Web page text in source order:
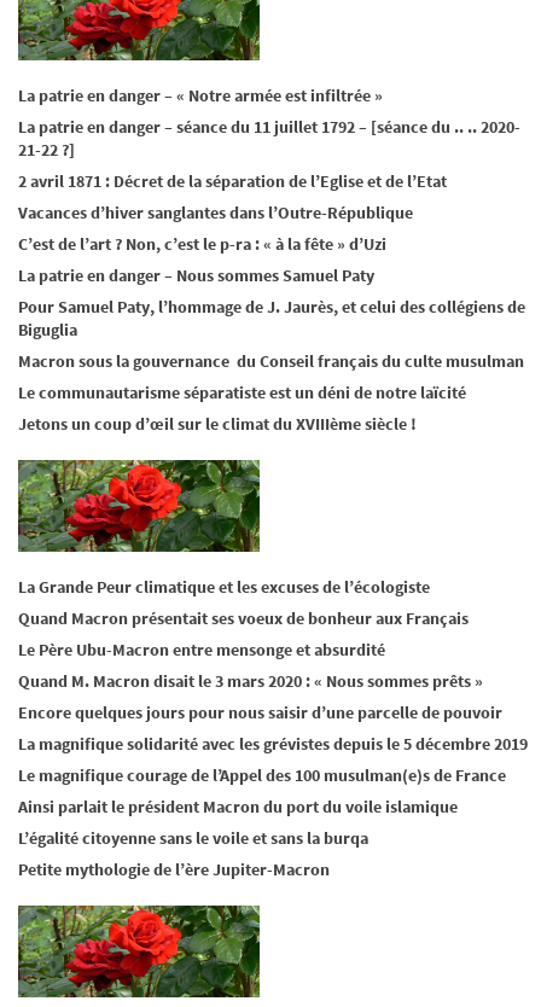
La patrie en danger – « Notre armée est infiltrée »
La patrie en danger – séance du 11 juillet 1792 – [séance du .. .. 2020-
21-22 ?]
2 avril 1871 : Décret de la séparation de l’Eglise et de l’Etat
Vacances d’hiver sanglantes dans l’Outre-République
C’est de l’art ? Non, c’est le p-ra : « à la fête » d’Uzi
La patrie en danger – Nous sommes Samuel Paty
Pour Samuel Paty, l’hommage de J. Jaurès, et celui des collégiens de
Biguglia
Macron sous la gouvernance du Conseil français du culte musulman
Le communautarisme séparatiste est un déni de notre laïcité
Jetons un coup d’œil sur le climat du XVIIIème siècle !
La Grande Peur climatique et les excuses de l’écologiste
Quand Macron présentait ses voeux de bonheur aux Français
Le Père Ubu-Macron entre mensonge et absurdité
Quand M. Macron disait le 3 mars 2020 : « Nous sommes prêts »
Encore quelques jours pour nous saisir d’une parcelle de pouvoir
La magnifique solidarité avec les grévistes depuis le 5 décembre 2019
Le magnifique courage de l’Appel des 100 musulman(e)s de France
Ainsi parlait le président Macron du port du voile islamique
L’égalité citoyenne sans le voile et sans la burqa
Petite mythologie de l’ère Jupiter-Macron